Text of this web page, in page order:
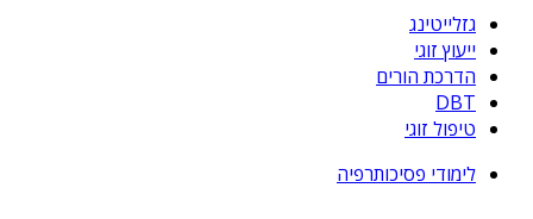
גזלייטינג
ייעוץ זוגי
הדרכת הורים
DBT
טיפול זוגי
לימודי פסיכותרפיה